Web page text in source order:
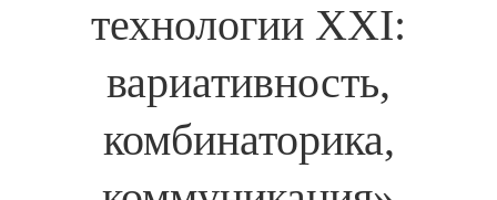
технологии ХХI:
вариативность,
комбинаторика,